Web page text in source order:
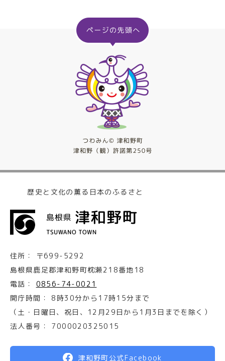
歴史と文化の薫る日本のふるさと
住所：
〒699-5292
島根県鹿足郡津和野町枕瀬218番地18
電話：
0856-74-0021
開庁時間：
8時30分から17時15分まで
（土・日曜日、祝日、12月29日から1月3日までを除く）
法人番号：
7000020325015
津和野町公式Facebook